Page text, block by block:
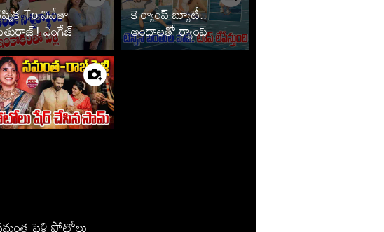
To నివేతా
ఎంగేజ్
తరువాత పెళ్లి
స్టార్స్ వీరే
కె ర్యాంప్ బ్యూటీ..
అందాలతో ర్యాంప్
ఆడిస్తుందిగా